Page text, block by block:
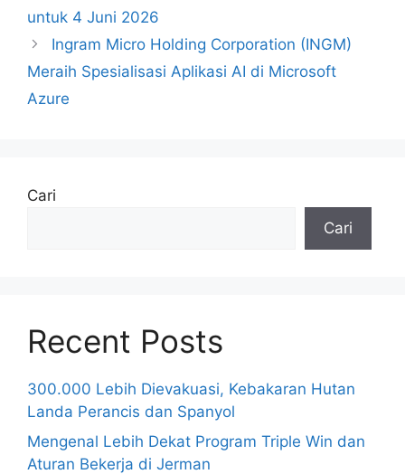
untuk 4 Juni 2026
Ingram Micro Holding Corporation (INGM)
Meraih Spesialisasi Aplikasi AI di Microsoft
Azure
Cari
Cari
Recent Posts
300.000 Lebih Dievakuasi, Kebakaran Hutan
Landa Perancis dan Spanyol
Mengenal Lebih Dekat Program Triple Win dan
Aturan Bekerja di Jerman